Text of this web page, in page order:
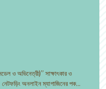
ও অভিনেত্রী)” সাক্ষাৎকার ও
অনলাইন ম্যাগাজিনের পক...